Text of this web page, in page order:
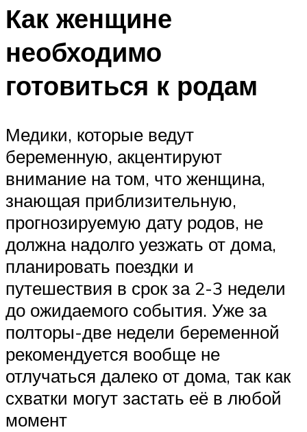
Как женщине
необходимо
готовиться к родам
Медики, которые ведут
беременную, акцентируют
внимание на том, что женщина,
знающая приблизительную,
прогнозируемую дату родов, не
должна надолго уезжать от дома,
планировать поездки и
путешествия в срок за 2-3 недели
до ожидаемого события. Уже за
полторы-две недели беременной
рекомендуется вообще не
отлучаться далеко от дома, так как
схватки могут застать её в любой
момент